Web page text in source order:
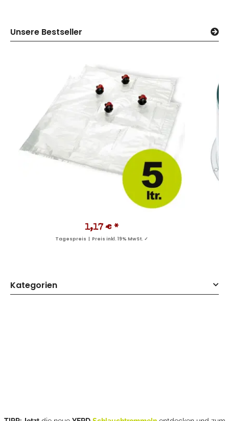
Unsere Bestseller
1,17 € *
Tagespreis | Preis inkl. 19% MwSt. ✓
Kategorien